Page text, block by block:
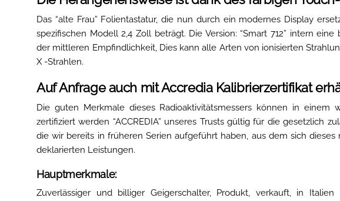
Das “alte Frau” Folientastatur, die nun durch ein modernes Display
spezifischen Modell 2,4 Zoll beträgt. Die Version: “Smart 712” intern
der mittleren Empfindlichkeit, Dies kann alle Arten von ionisierten
X -Strahlen.
Auf Anfrage auch mit Accredia Kalibrierzertifikat
Die guten Merkmale dieses Radioaktivitätsmessers können in einem
zertifiziert werden “ACCREDIA” unseres Trusts gültig für die gesetzlich
die wir bereits in früheren Serien aufgeführt haben, aus dem sich
deklarierten Leistungen.
Hauptmerkmale:
Zuverlässiger und billiger Geigerschalter, Produkt, verkauft, in